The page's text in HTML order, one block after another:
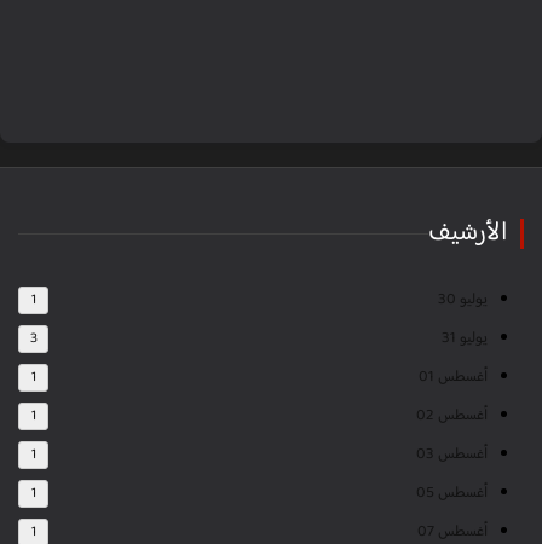
الأرشيف
يوليو 30
يوليو 31
أغسطس 01
أغسطس 02
أغسطس 03
أغسطس 05
أغسطس 07